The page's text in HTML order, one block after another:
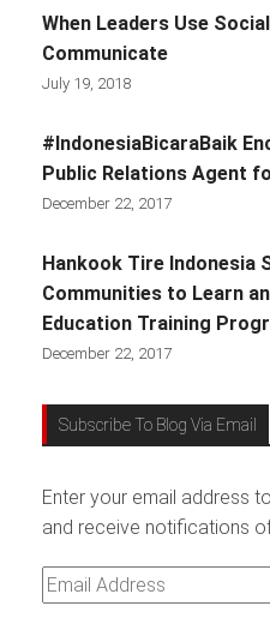
When Leaders Use
Communicate
July 19, 2018
#IndonesiaBicaraBaik
Public Relations Agent
December 22, 2017
Hankook Tire Indonesia
Communities to Learn
Education Training
December 22, 2017
Subscribe To Blog Via Email
Enter your email address
and receive notifications
Email
Address